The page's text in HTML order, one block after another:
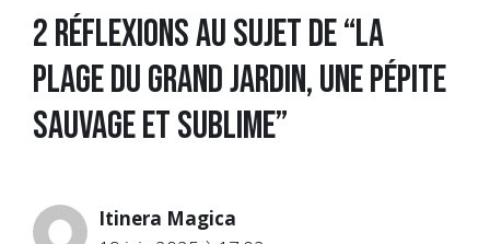
o
o
k
r
e
s
A
p
p
g
e
r
2 réflexions au sujet de “La
plage du Grand Jardin, une pépite
sauvage et sublime”
Itinera Magica